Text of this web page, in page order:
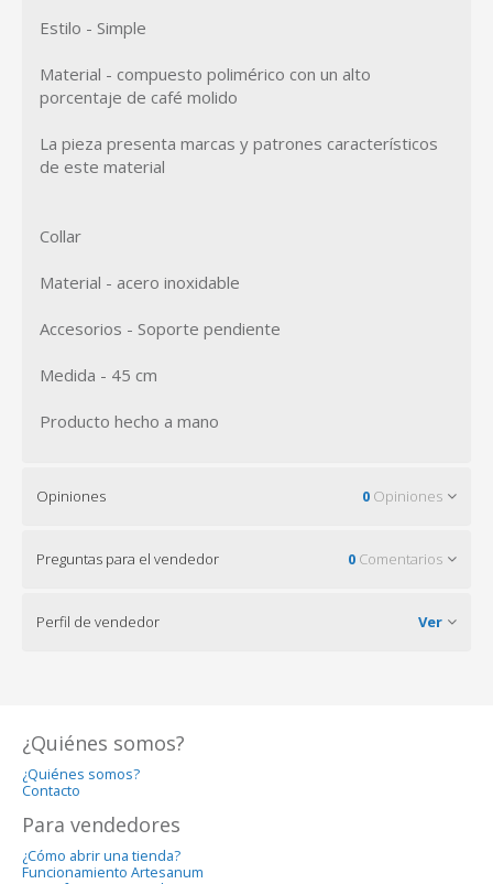
Estilo - Simple
Material - compuesto polimérico con un alto
porcentaje de café molido
La pieza presenta marcas y patrones característicos
de este material
Collar
Material - acero inoxidable
Accesorios - Soporte pendiente
Medida - 45 cm
Producto hecho a mano
Opiniones 0 Opiniones
Preguntas para el vendedor 0 Comentarios
Perfil de vendedor Ver
¿Quiénes somos?
¿Quiénes somos?
Contacto
Para vendedores
¿Cómo abrir una tienda?
Funcionamiento Artesanum